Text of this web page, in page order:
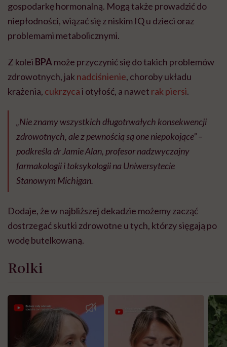
gospodarkę hormonalną. Mogą także prowadzić do
niepłodności, wiązać się z niskim IQ u dzieci oraz
problemami metabolicznymi.
Z kolei BPA może przyczynić się do takich problemów
zdrowotnych, jak nadciśnienie, choroby układu
krążenia, cukrzycai otyłość, a nawet rak piersi.
„Nie znamy wszystkich długotrwałych konsekwencji
zdrowotnych, ale z pewnością są one niepokojące” –
podkreśla dr Jamie Alan, profesor nadzwyczajny
farmakologii i toksykologii na Uniwersytecie
Stanowym Michigan.
Dodaje, że w najbliższej dekadzie możemy zacząć
dostrzegać skutki zdrowotne u tych, którzy sięgają po
wodę butelkowaną.
Rolki